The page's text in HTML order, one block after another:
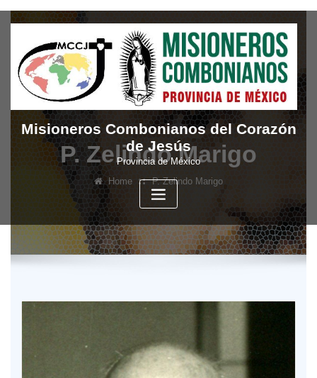
Skip
content
Misioneros Combonianos del Corazón
de Jesús
Provincia de México
P. Zelindo Marigo
Home P. Zelindo Marigo